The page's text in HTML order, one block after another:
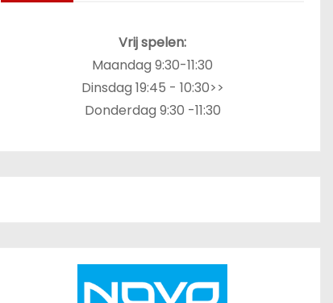
Vrij spelen:
Maandag 9:30-11:30
Dinsdag 19:45 - 10:30>>
Donderdag 9:30 -11:30